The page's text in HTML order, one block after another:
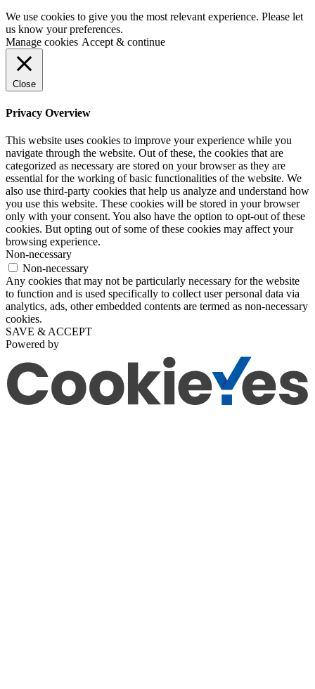
We use cookies to give you the most relevant experience. Please let
us know your preferences.
Manage cookies Accept & continue
Close
Privacy Overview
This website uses cookies to improve your experience while you
navigate through the website. Out of these, the cookies that are
categorized as necessary are stored on your browser as they are
essential for the working of basic functionalities of the website. We
also use third-party cookies that help us analyze and understand how
you use this website. These cookies will be stored in your browser
only with your consent. You also have the option to opt-out of these
cookies. But opting out of some of these cookies may affect your
browsing experience.
Non-necessary
Non-necessary
Any cookies that may not be particularly necessary for the website
to function and is used specifically to collect user personal data via
analytics, ads, other embedded contents are termed as non-necessary
cookies.
SAVE & ACCEPT
Powered by